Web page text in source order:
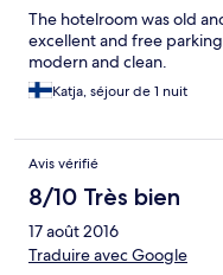
The hotelroom was old
excellent and free
modern and clean.
Katja, séjour de 1 nuit
Avis vérifié
8/10 Très bien
17 août 2016
Traduire avec Google